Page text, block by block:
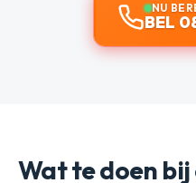
NU
BEL
Wat te doen bij